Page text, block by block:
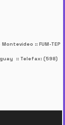
:: FUM-TEP
:: Telefax: (598)